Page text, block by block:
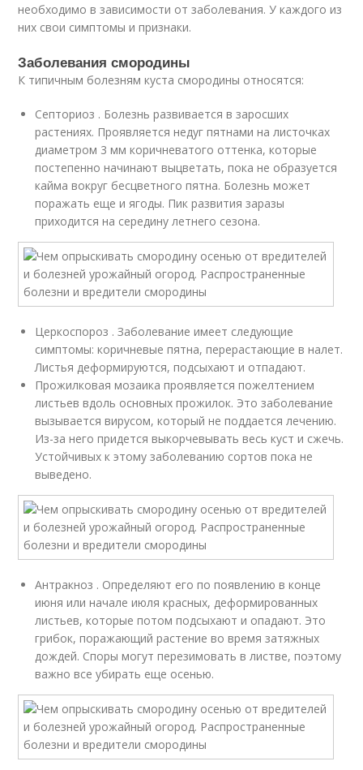
необходимо в зависимости от заболевания. У каждого из
них свои симптомы и признаки.
Заболевания смородины
К типичным болезням куста смородины относятся:
Септориоз . Болезнь развивается в заросших
растениях. Проявляется недуг пятнами на листочках
диаметром 3 мм коричневатого оттенка, которые
постепенно начинают выцветать, пока не образуется
кайма вокруг бесцветного пятна. Болезнь может
поражать еще и ягоды. Пик развития заразы
приходится на середину летнего сезона.
Церкоспороз . Заболевание имеет следующие
симптомы: коричневые пятна, перерастающие в налет.
Листья деформируются, подсыхают и отпадают.
Прожилковая мозаика проявляется пожелтением
листьев вдоль основных прожилок. Это заболевание
вызывается вирусом, который не поддается лечению.
Из-за него придется выкорчевывать весь куст и сжечь.
Устойчивых к этому заболеванию сортов пока не
выведено.
Антракноз . Определяют его по появлению в конце
июня или начале июля красных, деформированных
листьев, которые потом подсыхают и опадают. Это
грибок, поражающий растение во время затяжных
дождей. Споры могут перезимовать в листве, поэтому
важно все убирать еще осенью.